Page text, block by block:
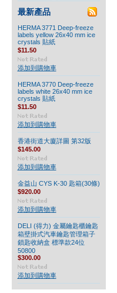
最新產品
HERMA 3771 Deep-freeze
labels yellow 26x40 mm ice
crystals 貼紙
$11.50
添加到購物車
HERMA 3770 Deep-freeze
labels white 26x40 mm ice
crystals 貼紙
$11.50
添加到購物車
香港街道大廈詳圖 第32版
$145.00
添加到購物車
金益山 CYS K-30 匙箱(30條)
$920.00
添加到購物車
DELI (得力) 金屬鑰匙櫃鑰匙
箱壁掛式汽車鑰匙管理箱子
鎖匙收納盒 標準款24位
50800
$300.00
添加到購物車